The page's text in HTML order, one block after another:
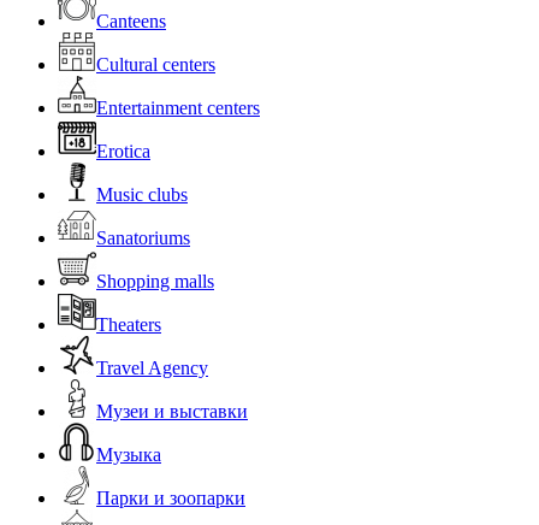
Canteens
Cultural centers
Entertainment centers
Erotica
Music clubs
Sanatoriums
Shopping malls
Theaters
Travel Agency
Музеи и выставки
Музыка
Парки и зоопарки